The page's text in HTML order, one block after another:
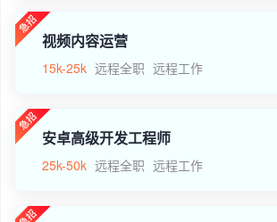
视频内容运营
15k-25k 远程全职 远程工作
安卓高级开发工程师
25k-50k 远程全职 远程工作